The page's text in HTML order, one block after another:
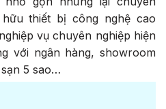
thiết bị công nghệ cao
vụ chuyên nghiệp hiện
với ngân hàng, showroom
5 sao…